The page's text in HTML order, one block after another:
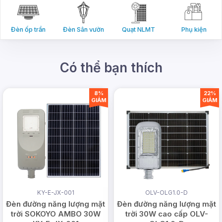
Linh hoạt
: Điều đặc biệt nhất của đèn năng lượng
mặt trời này là có cả 3 cách lắp đặt trong bộ đèn
này giúp cho người dùng linh hoạt hơn trong quá
trình sử dụng, nếu không muốn lắp đặt cách này
thì có thể thay đổi vị trí, cách lắp đặt khác.
Đèn ốp trần Đèn Sân vườn Quạt NLMT Phụ kiện
Có thể bạn thích
KY-E-JX-001
Đèn đường năng lượng mặt
trời SOKOYO AMBO 30W
8%
GIẢM
OLV-OLG1.0-D
Đèn đường năng lượng mặt
trời 30W cao cấp OLV-
22%
GIẢM